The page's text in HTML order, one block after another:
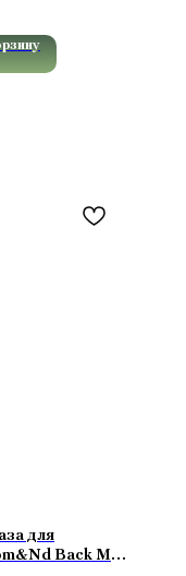
для
Back Me